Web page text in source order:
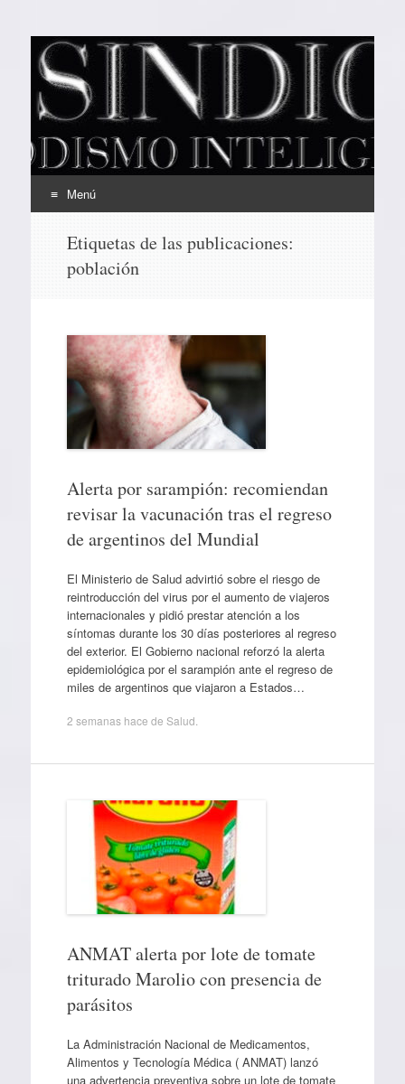
EL SINDICAL
Periodismo Inteligente
Menú
contenido
Etiquetas de las publicaciones:
población
Alerta por sarampión: recomiendan
revisar la vacunación tras el regreso
de argentinos del Mundial
El Ministerio de Salud advirtió sobre el riesgo de
reintroducción del virus por el aumento de viajeros
internacionales y pidió prestar atención a los
síntomas durante los 30 días posteriores al regreso
del exterior. El Gobierno nacional reforzó la alerta
epidemiológica por el sarampión ante el regreso de
miles de argentinos que viajaron a Estados…
2 semanas hace de Salud
ANMAT alerta por lote de tomate
triturado Marolio con presencia de
parásitos
La Administración Nacional de Medicamentos,
Alimentos y Tecnología Médica ( ANMAT) lanzó
una advertencia preventiva sobre un lote de tomate